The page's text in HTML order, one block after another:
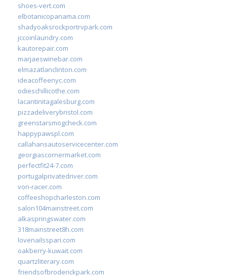
shoes-vert.com
elbotanicopanama.com
shadyoaksrockportrvpark.com
jccoinlaundry.com
kautorepair.com
marjaeswinebar.com
elmazatlanclinton.com
ideacoffeenyc.com
odieschillicothe.com
lacantinitagalesburg.com
pizzadeliverybristol.com
greenstarsmogcheck.com
happypawspl.com
callahansautoservicecenter.com
georgiascornermarket.com
perfectfit24-7.com
portugalprivatedriver.com
von-racer.com
coffeeshopcharleston.com
salon104mainstreet.com
alkaspringswater.com
318mainstreet8h.com
lovenailsspari.com
oakberry-kuwait.com
quartzliterary.com
friendsofbroderickpark.com